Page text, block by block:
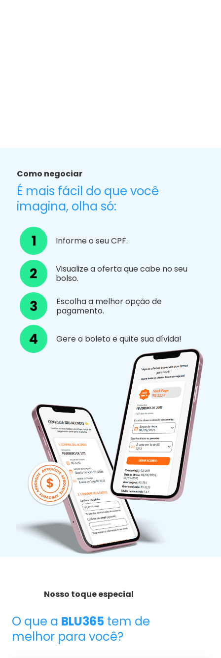
Como negociar
É mais fácil do que você
imagina, olha só:
Informe o seu CPF.
Visualize a oferta que cabe no seu
bolso.
Escolha a melhor opção de
pagamento.
Gere o boleto e quite sua dívida!
Nosso toque especial
O que a BLU365 tem de
melhor para você?